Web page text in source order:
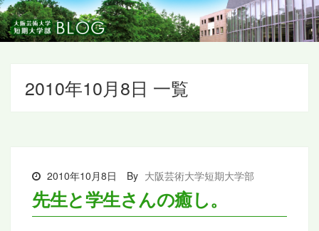
2010年10月8日 一覧
2010年10月8日 By 大阪芸術大学短期大学部
先生と学生さんの癒し。